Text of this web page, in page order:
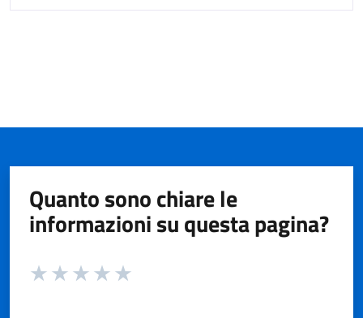
Quanto sono chiare le
informazioni su questa pagina?
Valuta da 1 a 5 stelle la pagina